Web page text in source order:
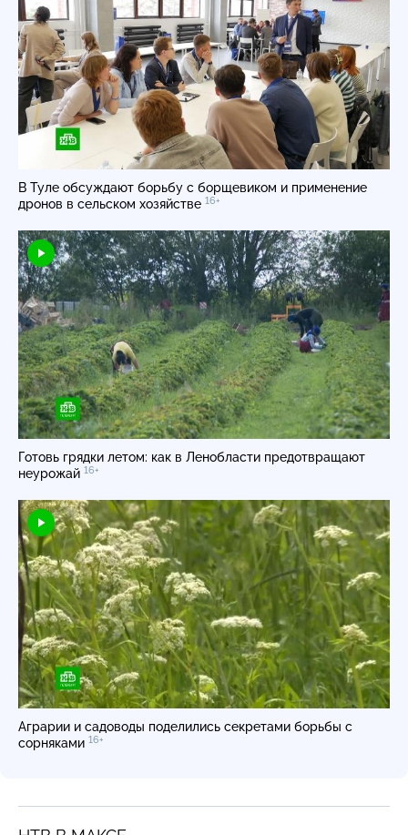
В Туле обсуждают борьбу с борщевиком и применение
дронов в сельском хозяйстве 16+
Готовь грядки летом: как в Ленобласти предотвращают
неурожай 16+
Аграрии и садоводы поделились секретами борьбы с
сорняками 16+